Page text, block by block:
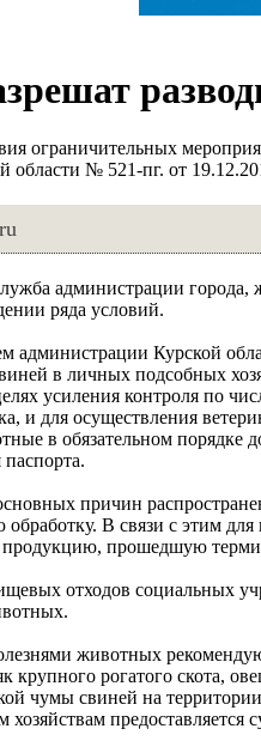
ограничительных
области № 521-пг. от
администрации
ряда условий.
администрации Курской
в личных подсобных
усиления контроля по
и для осуществления
в обязательном
причин
В связи с этим
прошедшую
отходов социальных
животных
крупного рогатого скота,
чумы свиней на
хозяйствам